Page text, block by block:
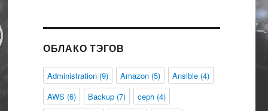
ОБЛАКО ТЭГОВ
Administration(9) Amazon(5) Ansible(4)
AWS (6) Backup(7) ceph(4)